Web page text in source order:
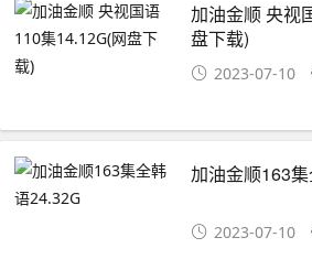
加油金顺 央视
盘下载)
2023-07-10
加油金顺163
2023-07-10